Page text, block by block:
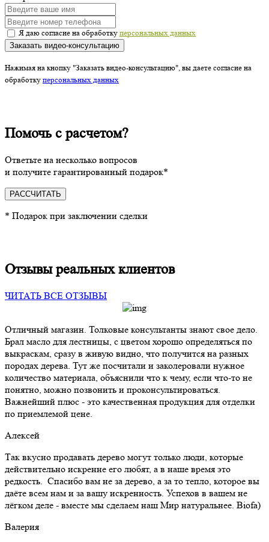
Я даю согласие на обработку персональных данных
Заказать видео-консультацию
Нажимая на кнопку "Заказать видео-консультацию", вы даете согласие на
обработку персональных данных
Помочь с расчетом?
Ответьте на несколько вопросов
и получите гарантированный подарок*
РАССЧИТАТЬ
* Подарок при заключении сделки
Отзывы реальных клиентов
ЧИТАТЬ ВСЕ ОТЗЫВЫ
Отличный магазин. Толковые консультанты знают свое дело.
Брал масло для лестницы, с цветом хорошо определяться по
выкраскам, сразу в живую видно, что получится на разных
породах дерева. Тут же посчитали и заколеровали нужное
количество материала, объяснили что к чему, если что-то не
понятно, можно позвонить и проконсультироваться.
Важнейший плюс - это качественная продукция для отделки
по приемлемой цене.
Алексей
Так вкусно продавать дерево могут только люди, которые
действительно искренне его любят, а в наше время это
редкость. Спасибо вам не за дерево, а за то тепло, которое вы
даёте всем нам и за вашу искренность. Успехов в вашем не
лёгком деле - вместе мы сделаем наш Мир натуральнее. Biofa)
Валерия